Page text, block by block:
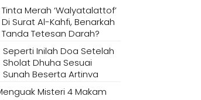
Tinta Merah ‘Walyatalattof’
Di Surat Al-Kahfi, Benarkah
Tanda Tetesan Darah?
Seperti Inilah Doa Setelah
Sholat Dhuha Sesuai
Sunah Beserta Artinya
Misteri 4 Makam